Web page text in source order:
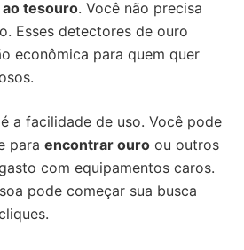
ao tesouro. Você não precisa
Esses detectores de ouro
econômica para quem quer
a facilidade de uso. Você pode
para encontrar ouro ou outros
com equipamentos caros.
pode começar sua busca